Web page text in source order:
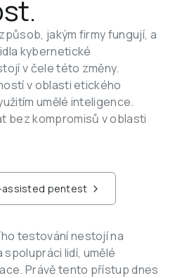
jakým firmy fungují, a
kybernetické
v čele této změny.
v oblasti etického
umělé inteligence.
bez kompromisů v oblasti
assisted pentest
testování nestojí na
spolupráci lidí, umělé
Právě tento přístup dnes